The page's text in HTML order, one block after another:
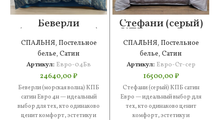
Беверли
(морская волна)
КПБ сатин Евро
4н
СПАЛЬНЯ, Постельное
белье, Сатин
Артикул: Евро-04Бв
24640,00₽
Беверли (морская волна) КПБ
сатин Евро 4н — идеальный
выбор для тех, кто одинаково
ценит комфорт, эстетику и
Стефани (серый)
КПБ сатин Евро
СПАЛЬНЯ, Постельное
белье, Сатин
Артикул: Евро-Ст-сер
16500,00₽
Стефани (серый) КПБ сатин
Евро — идеальный выбор для
тех, кто одинаково ценит
комфорт, эстетику и